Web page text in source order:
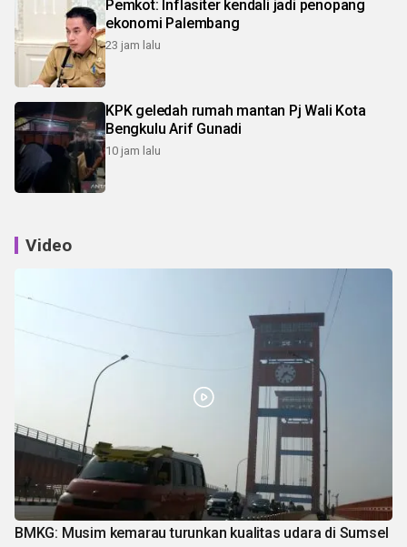
Pemkot: Inflasiter kendali jadi penopang
ekonomi Palembang
23 jam lalu
KPK geledah rumah mantan Pj Wali Kota
Bengkulu Arif Gunadi
10 jam lalu
Video
BMKG: Musim kemarau turunkan kualitas udara di Sumsel